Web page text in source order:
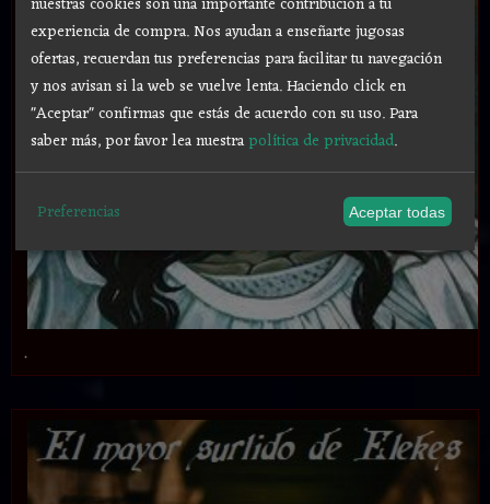
.
experiencia de compra. Nos ayudan a enseñarte jugosas
ofertas, recuerdan tus preferencias para facilitar tu navegación
y nos avisan si la web se vuelve lenta. Haciendo click en
"Aceptar" confirmas que estás de acuerdo con su uso.Para
saber más, por favor lea nuestrapolítica de privacidad.
Preferencias Aceptar todas